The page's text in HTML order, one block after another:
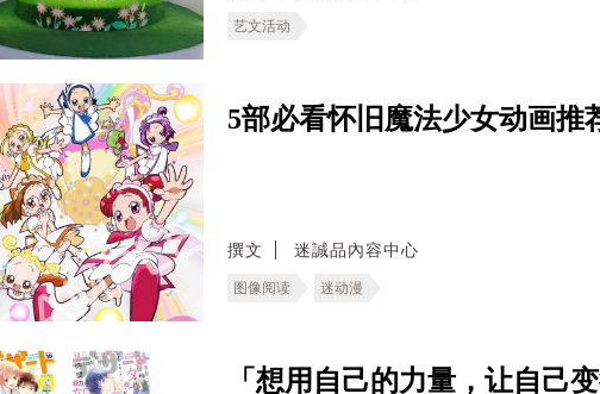
艺文活动
5部必看怀旧魔法少女动画推
撰文 迷誠品內容中心
图像阅读 迷动漫
「想用自己的力量，让自己